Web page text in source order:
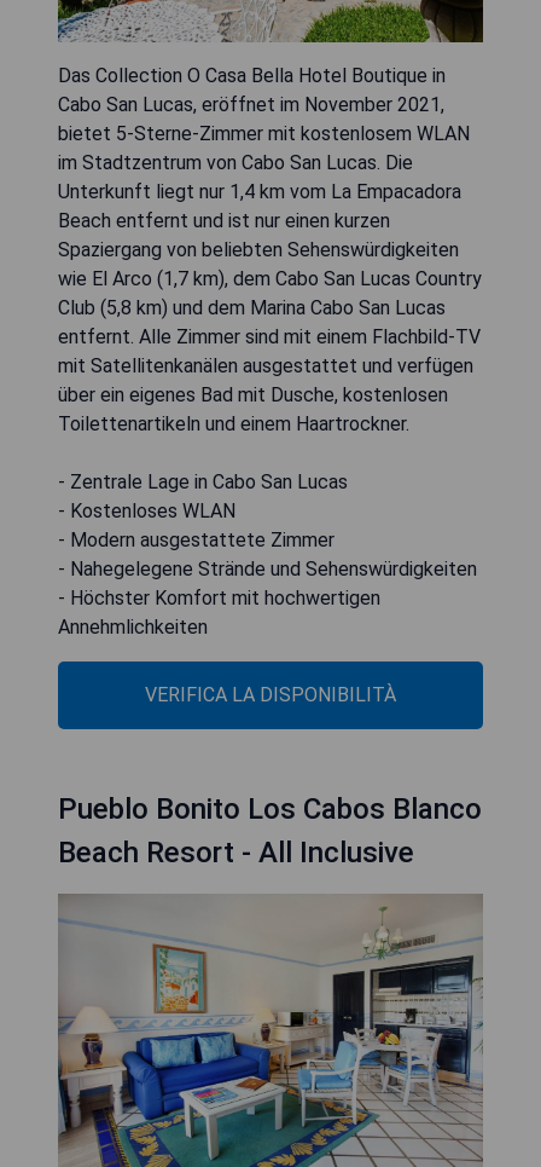
Das Collection O Casa Bella Hotel Boutique in
Cabo San Lucas, eröffnet im November 2021,
bietet 5-Sterne-Zimmer mit kostenlosem WLAN
im Stadtzentrum von Cabo San Lucas. Die
Unterkunft liegt nur 1,4 km vom La Empacadora
Beach entfernt und ist nur einen kurzen
Spaziergang von beliebten Sehenswürdigkeiten
wie El Arco (1,7 km), dem Cabo San Lucas Country
Club (5,8 km) und dem Marina Cabo San Lucas
entfernt. Alle Zimmer sind mit einem Flachbild-TV
mit Satellitenkanälen ausgestattet und verfügen
über ein eigenes Bad mit Dusche, kostenlosen
Toilettenartikeln und einem Haartrockner.
- Zentrale Lage in Cabo San Lucas
- Kostenloses WLAN
- Modern ausgestattete Zimmer
- Nahegelegene Strände und Sehenswürdigkeiten
- Höchster Komfort mit hochwertigen
Annehmlichkeiten
VERIFICA LA DISPONIBILITÀ
Pueblo Bonito Los Cabos Blanco
Beach Resort - All Inclusive